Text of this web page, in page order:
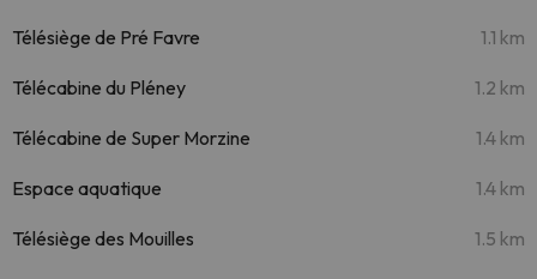
Télésiège de Pré Favre 1.1 km
Télécabine du Pléney 1.2 km
Télécabine de Super Morzine 1.4 km
Espace aquatique 1.4 km
Télésiège des Mouilles 1.5 km